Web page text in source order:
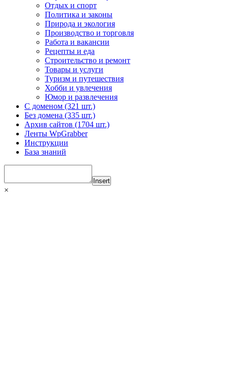
Отдых и спорт
Политика и законы
Природа и экология
Производство и торговля
Работа и вакансии
Рецепты и еда
Строительство и ремонт
Товары и услуги
Туризм и путешествия
Хобби и увлечения
Юмор и развлечения
С доменом (321 шт.)
Без домена (335 шт.)
Архив сайтов (1704 шт.)
Ленты WpGrabber
Инструкции
База знаний
Insert
×